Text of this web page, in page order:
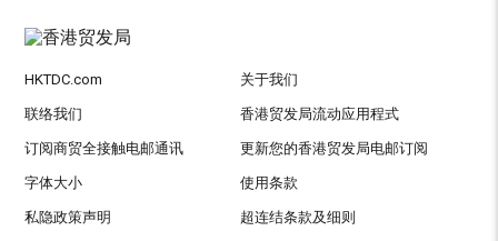
HKTDC.com 关于我们
联络我们 香港贸发局流动应用程式
订阅商贸全接触电邮通讯 更新您的香港贸发局电邮订阅
字体大小 使用条款
私隐政策声明 超连结条款及细则